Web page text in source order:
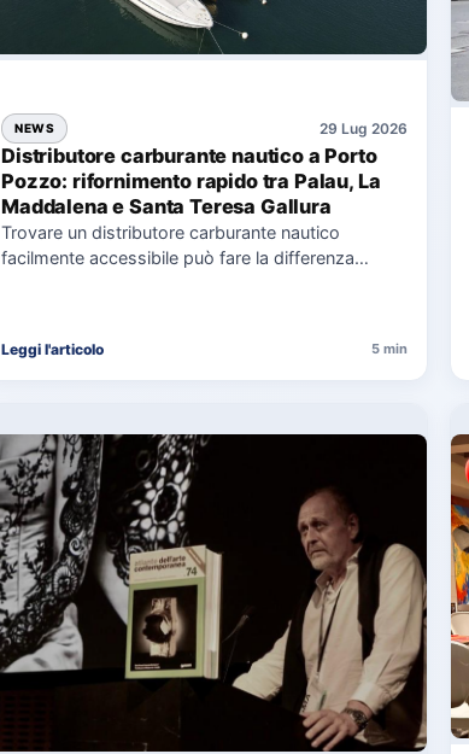
NEWS 29 Lug 2026
Distributore carburante nautico a Porto
Pozzo: rifornimento rapido tra Palau, La
Maddalena e Santa Teresa Gallura
Trovare un distributore carburante nautico
facilmente accessibile può fare la differenza
Leggi l'articolo 5 min